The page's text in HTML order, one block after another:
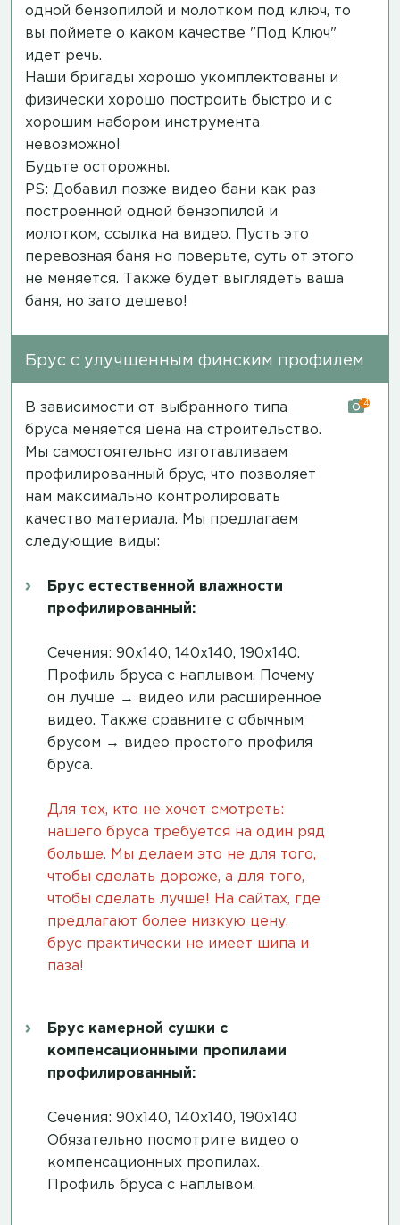
одной бензопилой и молотком под ключ, то
вы поймете о каком качестве "Под Ключ"
идет речь.
Наши бригады хорошо укомплектованы и
физически хорошо построить быстро и с
хорошим набором инструмента
невозможно!
Будьте осторожны.
PS: Добавил позже видео бани как раз
построенной одной бензопилой и
молотком, ссылка на видео. Пусть это
перевозная баня но поверьте, суть от этого
не меняется. Также будет выглядеть ваша
баня, но зато дешево!
Брус с улучшенным финским профилем
В зависимости от выбранного типа
бруса меняется цена на строительство.
Мы самостоятельно изготавливаем
профилированный брус, что позволяет
нам максимально контролировать
качество материала. Мы предлагаем
следующие виды:
Брус естественной влажности
профилированный:
Сечения: 90х140, 140х140, 190х140.
Профиль бруса с наплывом. Почему
он лучше → видео или расширенное
видео. Также сравните с обычным
брусом → видео простого профиля
бруса.
Для тех, кто не хочет смотреть:
нашего бруса требуется на один ряд
больше. Мы делаем это не для того,
чтобы сделать дороже, а для того,
чтобы сделать лучше! На сайтах, где
предлагают более низкую цену,
брус практически не имеет шипа и
паза!
Брус камерной сушки с
компенсационными пропилами
профилированный:
Сечения: 90х140, 140х140, 190х140
Обязательно посмотрите видео о
компенсационных пропилах.
Профиль бруса с наплывом.
14